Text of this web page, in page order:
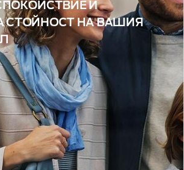
И
СТОЙНОСТ НА ВАШИЯ